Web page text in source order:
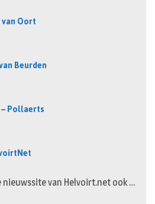
Oort
Beurden
Pollaerts
nieuwssite van Helvoirt.net ook …